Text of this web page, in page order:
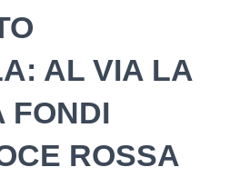
AL VIA LA
FONDI
ROSSA